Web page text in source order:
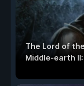
The Lord of
Middle-earth